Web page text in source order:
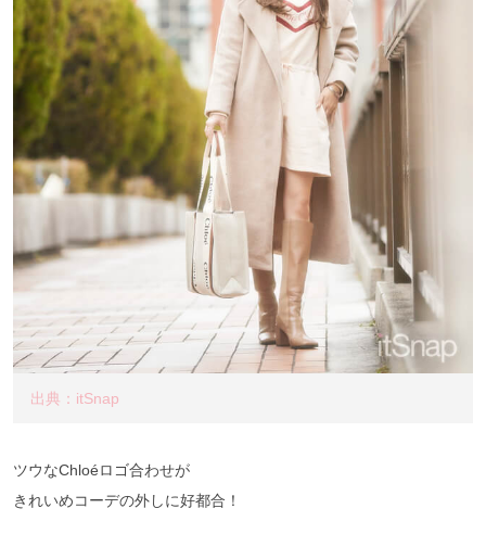
出典：itSnap
ツウなChloéロゴ合わせが
きれいめコーデの外しに好都合！